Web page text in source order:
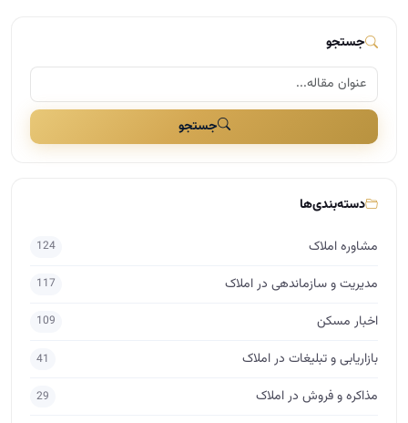
جستجو
جستجو
دسته‌بندی‌ها
مشاوره املاک 124
مدیریت و سازماندهی در املاک 117
اخبار مسکن 109
بازاریابی و تبلیغات در املاک 41
مذاکره و فروش در املاک 29